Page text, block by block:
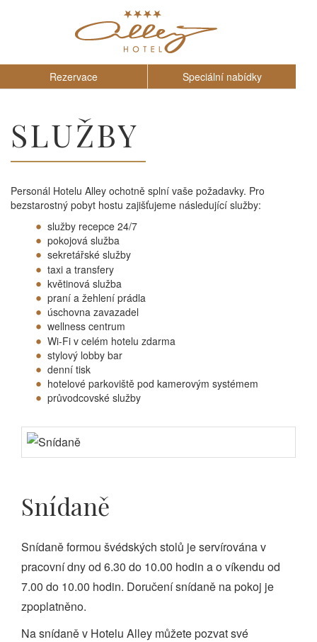
Rezervace Speciální nabídky
SLUŽBY
Personál Hotelu Alley ochotně splní vaše požadavky. Pro
bezstarostný pobyt hostu zajišťujeme následující služby:
služby recepce 24/7
pokojová služba
sekretářské služby
taxi a transfery
květinová služba
praní a žehlení prádla
úschovna zavazadel
wellness centrum
Wi-Fi v celém hotelu zdarma
stylový lobby bar
denní tisk
hotelové parkoviště pod kamerovým systémem
průvodcovské služby
Snídaně
Snídaně formou švédských stolů je servírována v
pracovní dny od 6.30 do 10.00 hodin a o víkendu od
7.00 do 10.00 hodin. Doručení snídaně na pokoj je
zpoplatněno.
Na snídaně v Hotelu Alley můžete pozvat své